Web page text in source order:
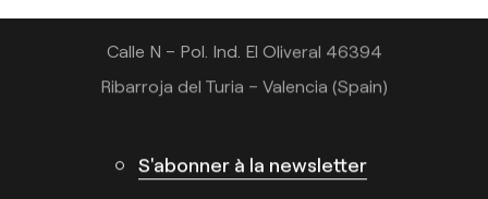
Calle N – Pol. Ind. El Oliveral 46394
Ribarroja del Turia – Valencia (Spain)
S'abonner à la newsletter